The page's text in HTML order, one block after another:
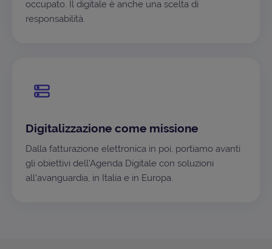
occupato. Il digitale è anche una scelta di
responsabilità.
Digitalizzazione come missione
Dalla fatturazione elettronica in poi, portiamo avanti
gli obiettivi dell'Agenda Digitale con soluzioni
all'avanguardia, in Italia e in Europa.